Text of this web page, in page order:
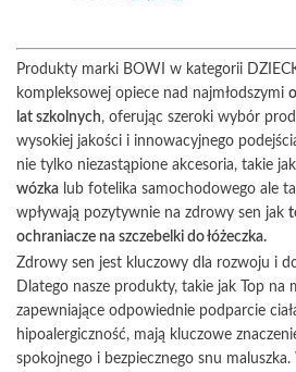
Produkty marki BOWI w kategorii
kompleksowej opiece nad najmłodszymi
lat szkolnych, oferując szeroki wybór
wysokiej jakości i innowacyjnego
nie tylko niezastąpione akcesoria, takie jak
wózka lub fotelika samochodowego ale
wpływają pozytywnie na zdrowy sen jak
ochraniacze na szczebelki do łóżeczka.
Zdrowy sen jest kluczowy dla rozwoju i
Dlatego nasze produkty, takie jak Top na
zapewniające odpowiednie podparcie
hipoalergiczność, mają kluczowe
spokojnego i bezpiecznego snu